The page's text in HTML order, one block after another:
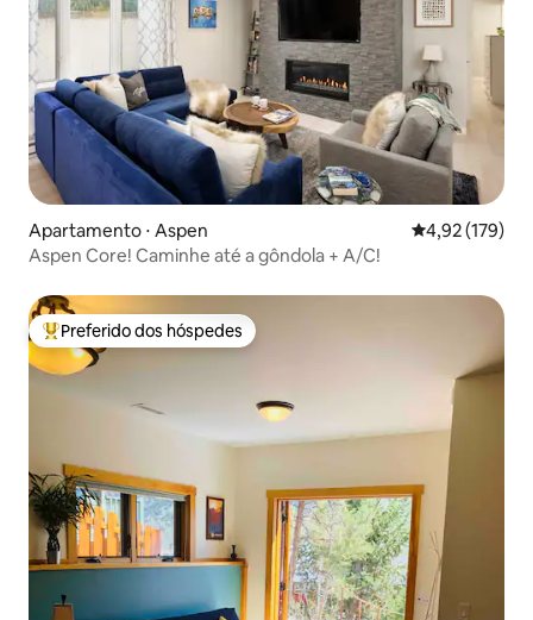
Apartamento ⋅ Aspen 4,92 de uma
4,92 (179)
Aspen Core! Caminhe até a gôndola + A/C!
Entre os melhores preferidos dos hóspedes
Preferido dos hóspedes